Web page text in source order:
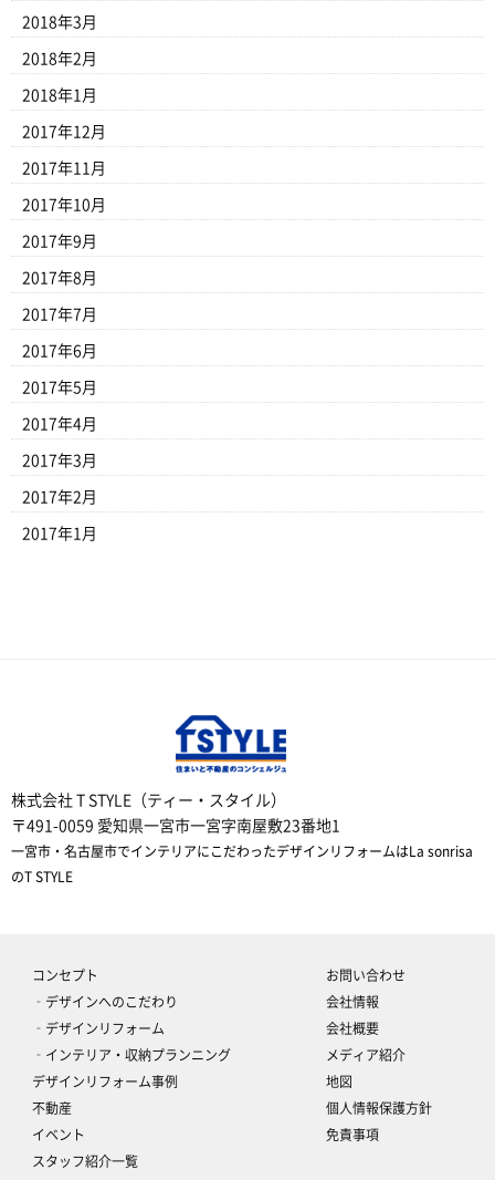
2018年3月
2018年2月
2018年1月
2017年12月
2017年11月
2017年10月
2017年9月
2017年8月
2017年7月
2017年6月
2017年5月
2017年4月
2017年3月
2017年2月
2017年1月
株式会社 T STYLE（ティー・スタイル）
〒491-0059 愛知県一宮市一宮字南屋敷23番地1
一宮市・名古屋市でインテリアにこだわったデザインリフォームはLa sonrisa
のT STYLE
コンセプト
‐デザインへのこだわり
‐デザインリフォーム
‐インテリア・収納プランニング
デザインリフォーム事例
不動産
イベント
スタッフ紹介一覧
お問い合わせ
会社情報
会社概要
メディア紹介
地図
個人情報保護方針
免責事項